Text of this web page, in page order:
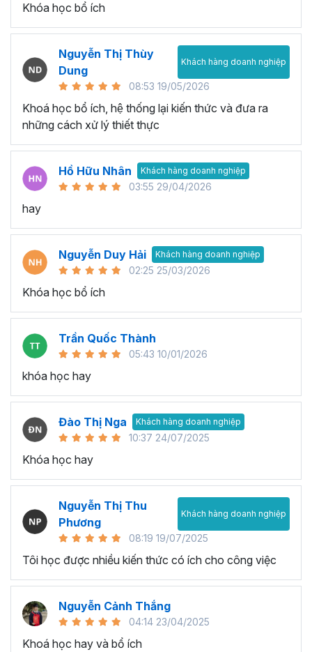
Khóa học bổ ích
Nguyễn Thị Thùy
Dung
Khách hàng doanh nghiệp
08:53 19/05/2026
Khoá học bổ ích, hệ thống lại kiến thức và đưa ra
những cách xử lý thiết thực
Hồ Hữu Nhân Khách hàng doanh nghiệp
03:55 29/04/2026
hay
Nguyễn Duy Hải Khách hàng doanh nghiệp
02:25 25/03/2026
Khóa học bổ ích
Trần Quốc Thành
05:43 10/01/2026
khóa học hay
Đào Thị Nga Khách hàng doanh nghiệp
10:37 24/07/2025
Khóa học hay
Nguyễn Thị Thu
Phương
Khách hàng doanh nghiệp
08:19 19/07/2025
Tôi học được nhiều kiến thức có ích cho công việc
Nguyễn Cảnh Thắng
04:14 23/04/2025
Khoá học hay và bổ ích